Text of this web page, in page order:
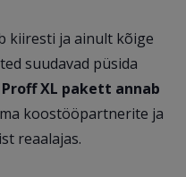
kiiresti ja ainult kõige
suudavad püsida
Proff XL pakett annab
koostööpartnerite ja
reaalajas.